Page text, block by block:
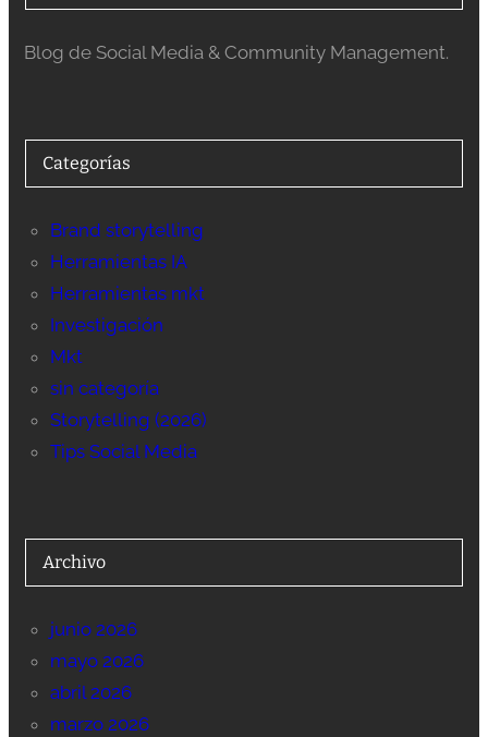
Blog de Social Media & Community Management.
Categorías
Brand storytelling
Herramientas IA
Herramientas mkt
Investigación
Mkt
sin categoría
Storytelling (2026)
Tips Social Media
Archivo
junio 2026
mayo 2026
abril 2026
marzo 2026